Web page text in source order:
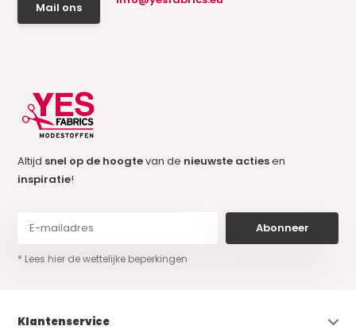
Mail ons
Altijd snel op de hoogtevan de nieuwste actiesen
inspiratie!
Abonneer
* Lees hier de wettelijke beperkingen
Klantenservice